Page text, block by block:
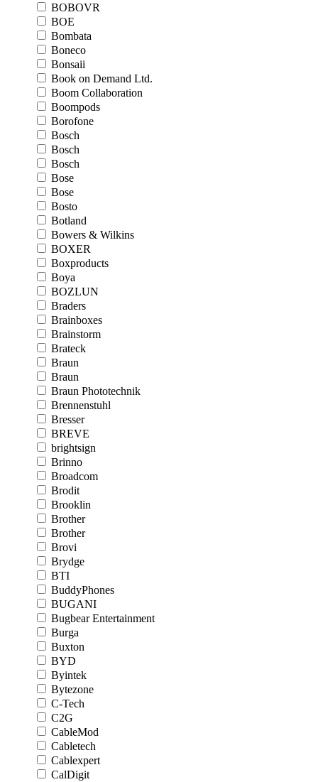
BOBOVR
BOE
Bombata
Boneco
Bonsaii
Book on Demand Ltd.
Boom Collaboration
Boompods
Borofone
Bosch
Bosch
Bosch
Bose
Bose
Bosto
Botland
Bowers & Wilkins
BOXER
Boxproducts
Boya
BOZLUN
Braders
Brainboxes
Brainstorm
Brateck
Braun
Braun
Braun Phototechnik
Brennenstuhl
Bresser
BREVE
brightsign
Brinno
Broadcom
Brodit
Brooklin
Brother
Brother
Brovi
Brydge
BTI
BuddyPhones
BUGANI
Bugbear Entertainment
Burga
Buxton
BYD
Byintek
Bytezone
C-Tech
C2G
CableMod
Cabletech
Cablexpert
CalDigit